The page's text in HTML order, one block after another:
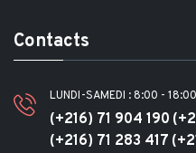
Contacts
LUNDI-SAMEDI : 8:00 - 18:00
(+216) 71 904 190
(+216) 71 283 417